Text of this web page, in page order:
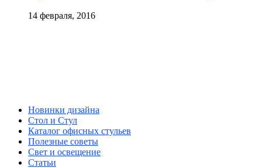
14 февраля, 2016
Новинки дизайна
Стол и Стул
Каталог офисных стульев
Полезные советы
Свет и освещение
Статьи